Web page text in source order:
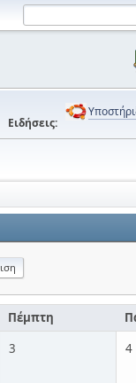
Ειδήσεις:
Πέμπτη
3 4